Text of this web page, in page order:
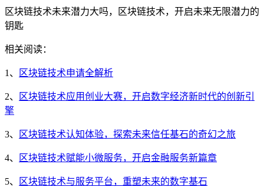
区块链技术未来潜力大吗，区块链技术，开启未来无限潜力的
钥匙
相关阅读：
1、 区块链技术申请全解析
2、
区块链技术应用创业大赛，开启数字经济新时代的创新引
擎
3、 区块链技术认知体验，探索未来信任基石的奇幻之旅
4、 区块链技术赋能小微服务，开启金融服务新篇章
5、 区块链技术与服务平台，重塑未来的数字基石